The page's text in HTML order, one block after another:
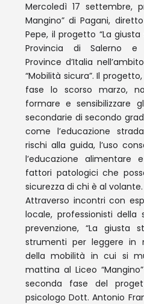
Mercoledì 17 settembre,
Mangino” di Pagani,
Pepe, il progetto “La
Provincia di Salerno e
Province d’Italia
“Mobilità sicura”. Il
fase lo scorso marzo,
formare e sensibilizzare
secondarie di secondo
come l’educazione
rischi alla guida, l’uso
l’educazione alimentare
fattori patologici che
sicurezza di chi è al volante.
Attraverso incontri con
locale, professionisti
prevenzione, “La giusta
strumenti per leggere in
della mobilità in cui si
mattina al Liceo
seconda fase del
psicologo Dott. Antonio